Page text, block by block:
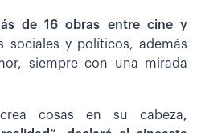
de 16 obras entre cine y
sociales y políticos, además
siempre con una mirada
cosas en su cabeza,